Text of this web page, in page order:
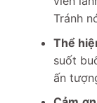
Tránh
Thể
suốt
ấn